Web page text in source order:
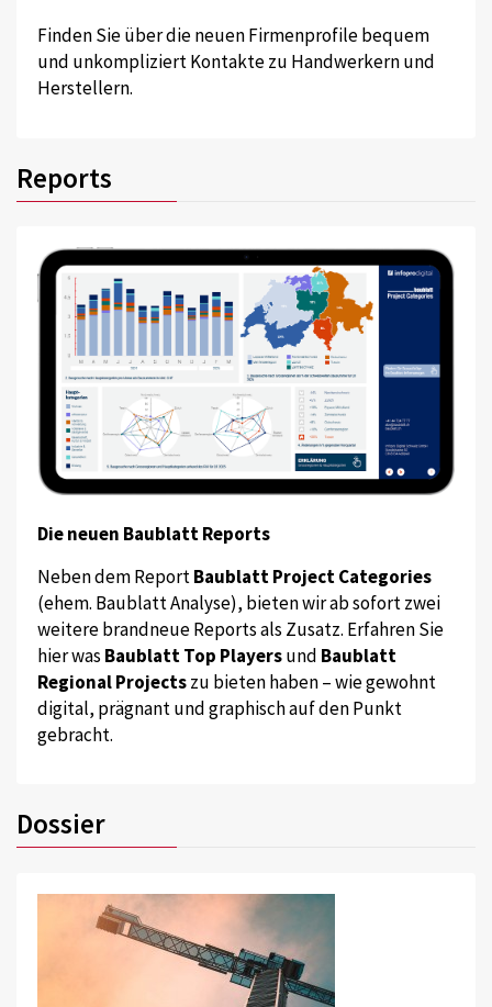
Finden Sie über die neuen Firmenprofile bequem
und unkompliziert Kontakte zu Handwerkern und
Herstellern.
Reports
Die neuen Baublatt Reports
Neben dem ReportBaublatt Project Categories
(ehem. Baublatt Analyse), bieten wir ab sofort zwei
weitere brandneue Reports als Zusatz. Erfahren Sie
hier was Baublatt Top Playersund Baublatt
Regional Projectszu bieten haben – wie gewohnt
digital, prägnant und graphisch auf den Punkt
gebracht.
Dossier